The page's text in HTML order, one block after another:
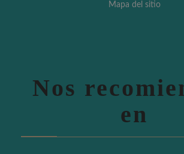
Mapa del sitio
Nos
en